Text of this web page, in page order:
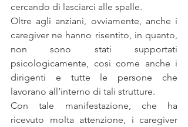
cercando di lasciarci alle spalle.
Oltre agli anziani, ovviamente, anche i
caregiver ne hanno risentito, in quanto,
non sono stati supportati
psicologicamente, cosi come anche i
dirigenti e tutte le persone che
lavorano all’interno di tali strutture.
Con tale manifestazione, che ha
ricevuto molta attenzione, i caregiver